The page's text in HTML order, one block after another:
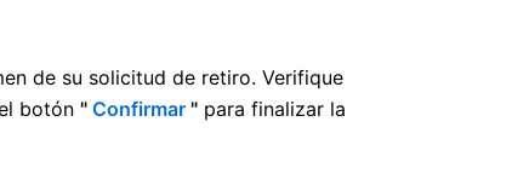
de su solicitud de retiro. Verifique
botón " Confirmar " para finalizar la